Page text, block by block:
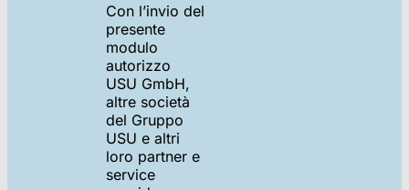
Con l’invio del
presente
modulo
autorizzo
USU GmbH,
altre società
del Gruppo
USU e altri
loro partner e
service